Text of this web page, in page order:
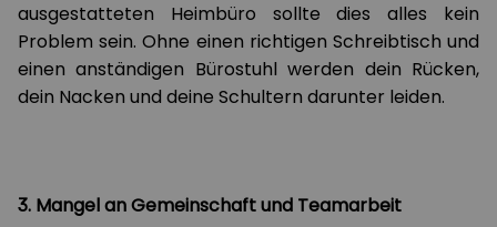
ausgestatteten Heimbüro sollte dies alles kein
Problem sein. Ohne einen richtigen Schreibtisch und
einen anständigen Bürostuhl werden dein Rücken,
dein Nacken und deine Schultern darunter leiden.
3. Mangel an Gemeinschaft und Teamarbeit